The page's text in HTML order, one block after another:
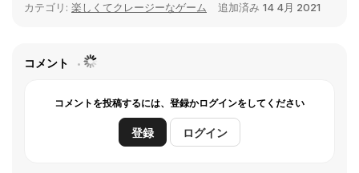
カテゴリ: 楽しくてクレージーなゲーム 追加済み 14 4月 2021
コメント
コメントを投稿するには、登録かログインをしてください
登録 ログイン